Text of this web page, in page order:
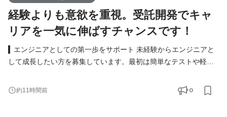
経験よりも意欲を重視。受託開発でキャ
リアを一気に伸ばすチャンスです！
▍エンジニアとしての第一歩をサポート 未経験からエンジニアと
して成長したい方を募集しています。最初は簡単なテストや軽い
身につけられる環境です。 具体的な仕事内容 ● Webアプリや業務
システムのテスト・実装 ● 必要に応じた設計書の作成 ● チームツ
約11時間前 0